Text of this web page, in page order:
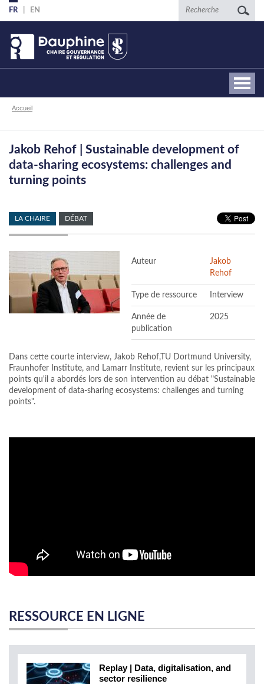
Aller
au
contenu
principal
FR EN Recherche
Fil
Accueil
Jakob Rehof | Sustainable development of
data-sharing ecosystems: challenges and
turning points
LA CHAIRE DÉBAT
Auteur
Jakob
Rehof
Type de ressource Interview
Année de
publication
2025
Dans cette courte interview, Jakob Rehof,TU Dortmund University,
Fraunhofer Institute, and Lamarr Institute, revient sur les principaux
points qu'il a abordés lors de son intervention au débat "Sustainable
development of data-sharing ecosystems: challenges and turning
points".
RESSOURCE EN LIGNE
Replay | Data, digitalisation, and
sector resilience